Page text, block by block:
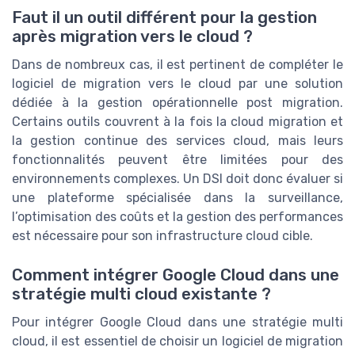
Faut il un outil différent pour la gestion
après migration vers le cloud ?
Dans de nombreux cas, il est pertinent de compléter le
logiciel de migration vers le cloud par une solution
dédiée à la gestion opérationnelle post migration.
Certains outils couvrent à la fois la cloud migration et
la gestion continue des services cloud, mais leurs
fonctionnalités peuvent être limitées pour des
environnements complexes. Un DSI doit donc évaluer si
une plateforme spécialisée dans la surveillance,
l’optimisation des coûts et la gestion des performances
est nécessaire pour son infrastructure cloud cible.
Comment intégrer Google Cloud dans une
stratégie multi cloud existante ?
Pour intégrer Google Cloud dans une stratégie multi
cloud, il est essentiel de choisir un logiciel de migration